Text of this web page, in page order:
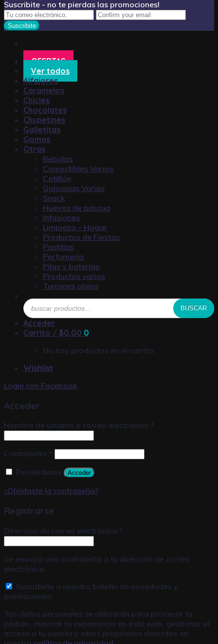
Suscribite - no te pierdas las promociones!
OFERTAS
Ver todos
Alfajores
Caramelos
Chicles
Chocolates
Chupetines
Galletitas
Gomas
Otras
Bebidas
Comestibles Varios
Cotillón
Golosinas Varias
Snack
Huevos de pascua
Infusiones
Limpieza – Hogar
Productos de Fiestas
Pastillas
Perfumería
Pilas y baterías
Productos varios
Turrones oblea
Búsqueda
de
productos
BUSCAR
Acceder
Carrito / $0,00 0
No hay productos en el carrito.
Wishlist
Login con Facebook
Acceder
Nombre de usuario o correo electrónico *
Contraseña *
Recuérdame
Acceder
¿Olvidaste la contraseña?
Registrarse
Dirección de correo electrónico *
Se enviará una contraseña a tu dirección de correo
electrónico.
Suscríbete a nuestro boletín de novedades y
promociones
Tus datos personales se utilizarán para procesar tu
pedido, mejorar tu experiencia en esta web, gestionar el
acceso a tu cuenta y otros propósitos descritos en